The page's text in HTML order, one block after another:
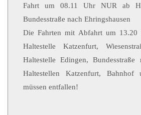
Fahrt um 08.11 Uhr NUR ab
Bundesstraße nach Ehringshausen
Die Fahrten mit Abfahrt um
Haltestelle Katzenfurt,
Haltestelle Edingen,
Haltestellen Katzenfurt,
müssen entfallen!